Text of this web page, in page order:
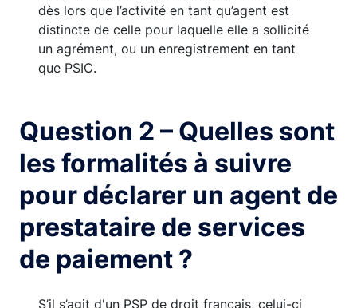
dès lors que l’activité en tant qu’agent est
distincte de celle pour laquelle elle a sollicité
un agrément, ou un enregistrement en tant
que PSIC.
Question 2 – Quelles sont
les formalités à suivre
pour déclarer un agent de
prestataire de services
de paiement ?
S’il s’agit d'un PSP de droit français, celui-ci